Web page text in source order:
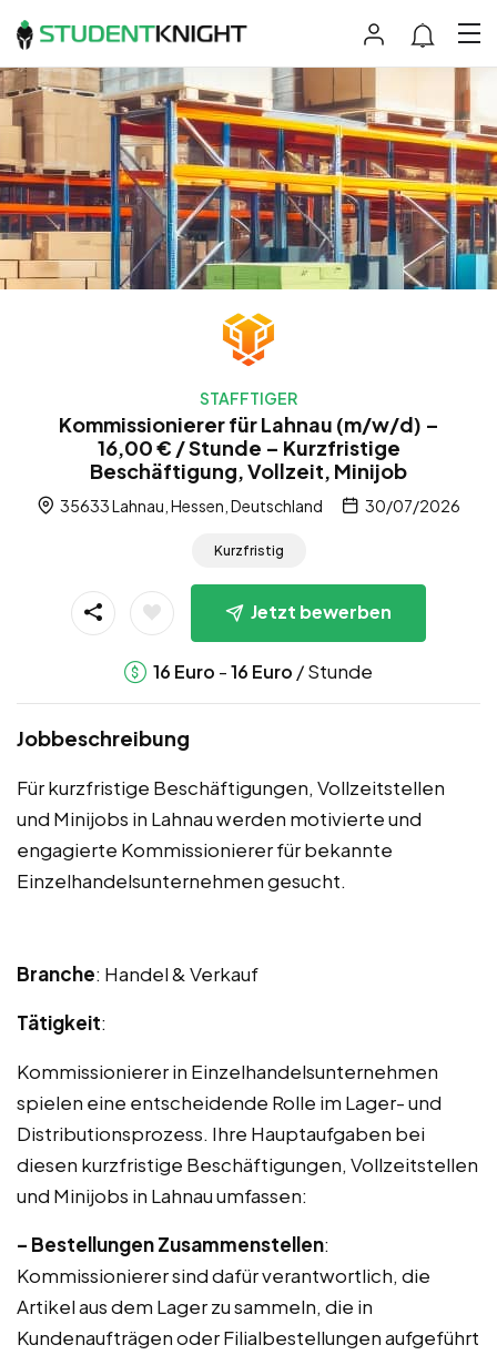
STAFFTIGER
Kommissionierer für Lahnau (m/w/d) –
16,00 € / Stunde – Kurzfristige
Beschäftigung, Vollzeit, Minijob
35633 Lahnau, Hessen, Deutschland 30/07/2026
Kurzfristig
Jetzt bewerben
16 Euro -16 Euro / Stunde
Jobbeschreibung
Für kurzfristige Beschäftigungen, Vollzeitstellen
und Minijobs in Lahnau werden motivierte und
engagierte Kommissionierer für bekannte
Einzelhandelsunternehmen gesucht.
Branche: Handel & Verkauf
Tätigkeit:
Kommissionierer in Einzelhandelsunternehmen
spielen eine entscheidende Rolle im Lager- und
Distributionsprozess. Ihre Hauptaufgaben bei
diesen kurzfristige Beschäftigungen, Vollzeitstellen
und Minijobs in Lahnau umfassen:
– Bestellungen Zusammenstellen:
Kommissionierer sind dafür verantwortlich, die
Artikel aus dem Lager zu sammeln, die in
Kundenaufträgen oder Filialbestellungen aufgeführt